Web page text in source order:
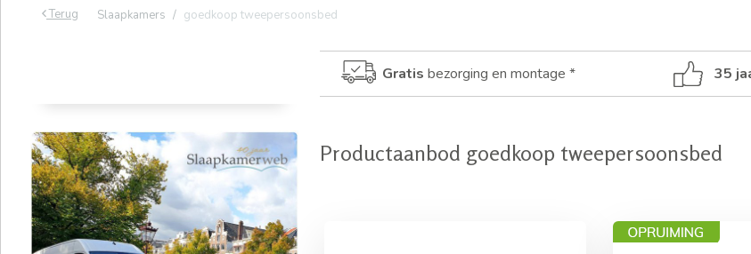
Terug Slaapkamers goedkoop tweepersoonsbed
Gratis bezorging en montage * 35
Productaanbod goedkoop tweepersoonsbed